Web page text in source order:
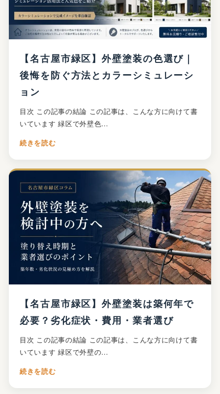
【名古屋市緑区】外壁塗装の色選び｜
後悔を防ぐ方法とカラーシミュレーシ
ョン
目次 この記事の結論 この記事は、こんな方に向けて書
いています 緑区で外壁色…
続きを読む
【名古屋市緑区】外壁塗装は築何年で
必要？劣化症状・費用・業者選び
目次 この記事の結論 この記事は、こんな方に向けて書
いています 緑区で外壁の…
続きを読む